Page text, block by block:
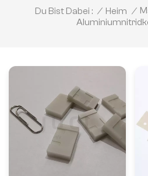
Du Bist Dabei : / Heim /